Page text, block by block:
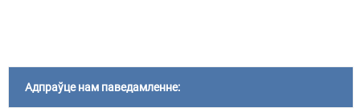
Адпраўце нам паведамленне: